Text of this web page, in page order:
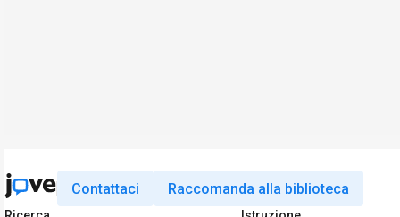
Contattaci Raccomanda alla biblioteca